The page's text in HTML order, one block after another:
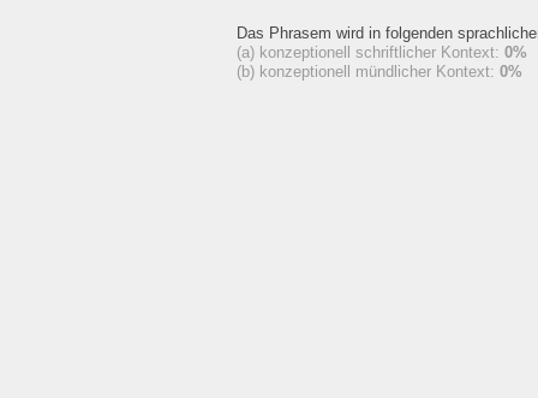
Das Phrasem wird in folgenden
(a) konzeptionell schriftlicher Kontext: 0%
(b) konzeptionell mündlicher Kontext: 0%